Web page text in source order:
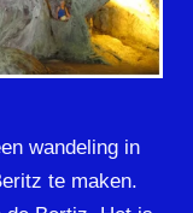
wandeling in
te maken.